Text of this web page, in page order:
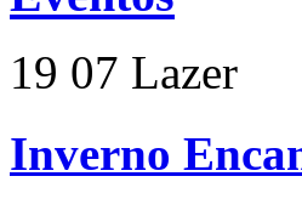
19 07 Lazer
Inverno